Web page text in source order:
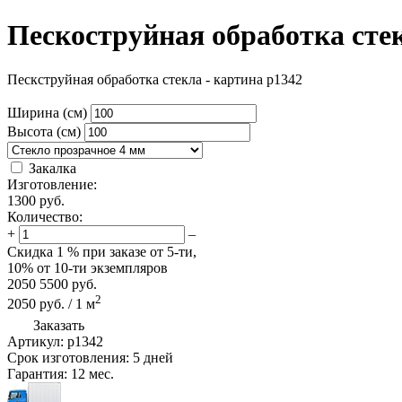
Пескоструйная обработка
Пескструйная обработка стекла - картина p1342
Ширина (см)
Высота (см)
Закалка
Изготовление:
1300 руб.
Количество:
+
–
Скидка 1 % при заказе от 5-ти,
10% от 10-ти экземпляров
2050 5500 руб.
2050 руб. / 1 м2
Заказать
Артикул: p1342
Срок изготовления: 5 дней
Гарантия: 12 мес.